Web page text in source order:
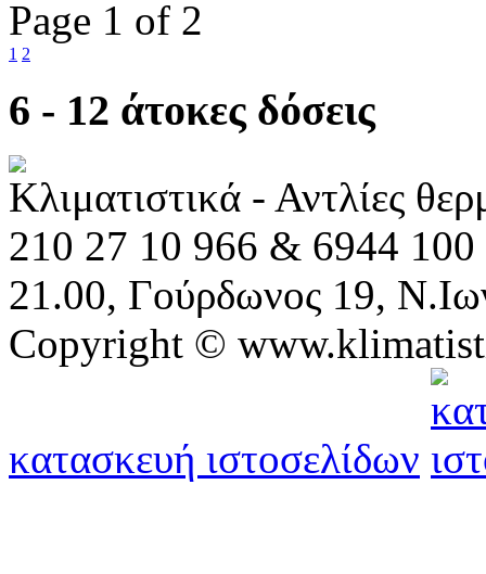
Page 1 of 2
1 2
6 - 12 άτοκες δόσεις
Κλιματιστικά - Αντλίες
210 27 10 966 & 6944 100
21.00, Γούρδωνος 19,
Copyright ©
κατασκευή ιστοσελίδων